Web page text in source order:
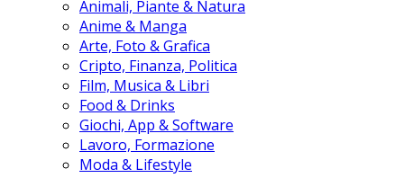
Animali, Piante & Natura
Anime & Manga
Arte, Foto & Grafica
Cripto, Finanza, Politica
Film, Musica & Libri
Food & Drinks
Giochi, App & Software
Lavoro, Formazione
Moda & Lifestyle